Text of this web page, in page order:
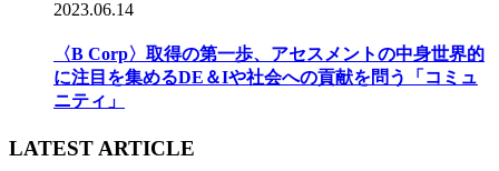
2023.06.14
〈B Corp〉取得の第一歩、アセスメントの中身世界的
に注目を集めるDE＆Iや社会への貢献を問う「コミュ
ニティ」
LATEST ARTICLE